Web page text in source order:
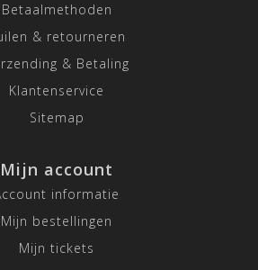
Betaalmethoden
& retourneren
& Betaling
Klantenservice
Sitemap
Mijn account
informatie
Mijn bestellingen
Mijn tickets